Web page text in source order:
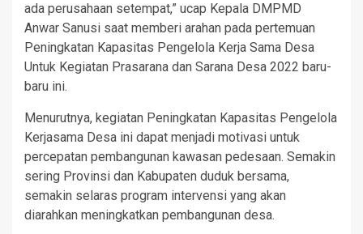
ada perusahaan setempat,” ucap Kepala DMPMD
Anwar Sanusi saat memberi arahan pada pertemuan
Peningkatan Kapasitas Pengelola Kerja Sama Desa
Untuk Kegiatan Prasarana dan Sarana Desa 2022 baru-
baru ini.
Menurutnya, kegiatan Peningkatan Kapasitas Pengelola
Kerjasama Desa ini dapat menjadi motivasi untuk
percepatan pembangunan kawasan pedesaan. Semakin
sering Provinsi dan Kabupaten duduk bersama,
semakin selaras program intervensi yang akan
diarahkan meningkatkan pembangunan desa.